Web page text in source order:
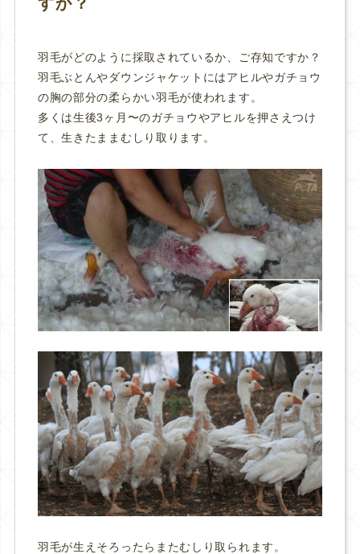
すか？
羽毛がどのように採取されているか、ご存知ですか？
羽毛ぶとんやダウンジャケットにはアヒルやガチョウ
の胸の部分の柔らかい羽毛が使われます。
多くは生後3ヶ月〜のガチョウやアヒルを押さえつけ
て、生きたままむしり取ります。
羽毛が生えそろったらまたむしり取られます。